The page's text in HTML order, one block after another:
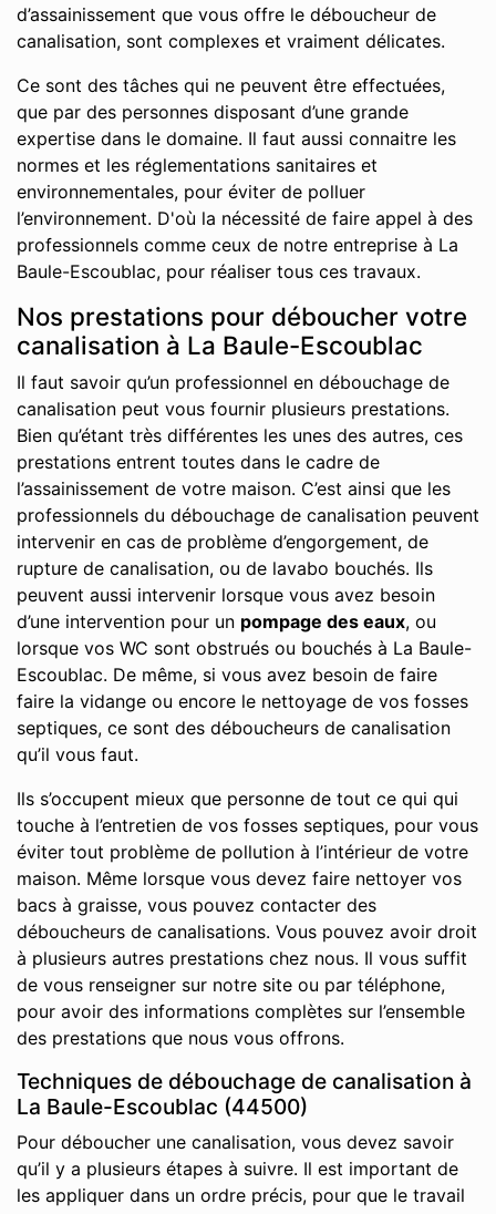
d’assainissement que vous offre le déboucheur de
canalisation, sont complexes et vraiment délicates.
Ce sont des tâches qui ne peuvent être effectuées,
que par des personnes disposant d’une grande
expertise dans le domaine. Il faut aussi connaitre les
normes et les réglementations sanitaires et
environnementales, pour éviter de polluer
l’environnement. D'où la nécessité de faire appel à des
professionnels comme ceux de notre entreprise à La
Baule-Escoublac, pour réaliser tous ces travaux.
Nos prestations pour déboucher votre
canalisation à La Baule-Escoublac
Il faut savoir qu’un professionnel en débouchage de
canalisation peut vous fournir plusieurs prestations.
Bien qu’étant très différentes les unes des autres, ces
prestations entrent toutes dans le cadre de
l’assainissement de votre maison. C’est ainsi que les
professionnels du débouchage de canalisation peuvent
intervenir en cas de problème d’engorgement, de
rupture de canalisation, ou de lavabo bouchés. Ils
peuvent aussi intervenir lorsque vous avez besoin
d’une intervention pour un pompage des eaux, ou
lorsque vos WC sont obstrués ou bouchés à La Baule-
Escoublac. De même, si vous avez besoin de faire
faire la vidange ou encore le nettoyage de vos fosses
septiques, ce sont des déboucheurs de canalisation
qu’il vous faut.
Ils s’occupent mieux que personne de tout ce qui qui
touche à l’entretien de vos fosses septiques, pour vous
éviter tout problème de pollution à l’intérieur de votre
maison. Même lorsque vous devez faire nettoyer vos
bacs à graisse, vous pouvez contacter des
déboucheurs de canalisations. Vous pouvez avoir droit
à plusieurs autres prestations chez nous. Il vous suffit
de vous renseigner sur notre site ou par téléphone,
pour avoir des informations complètes sur l’ensemble
des prestations que nous vous offrons.
Techniques de débouchage de canalisation à
La Baule-Escoublac (44500)
Pour déboucher une canalisation, vous devez savoir
qu’il y a plusieurs étapes à suivre. Il est important de
les appliquer dans un ordre précis, pour que le travail